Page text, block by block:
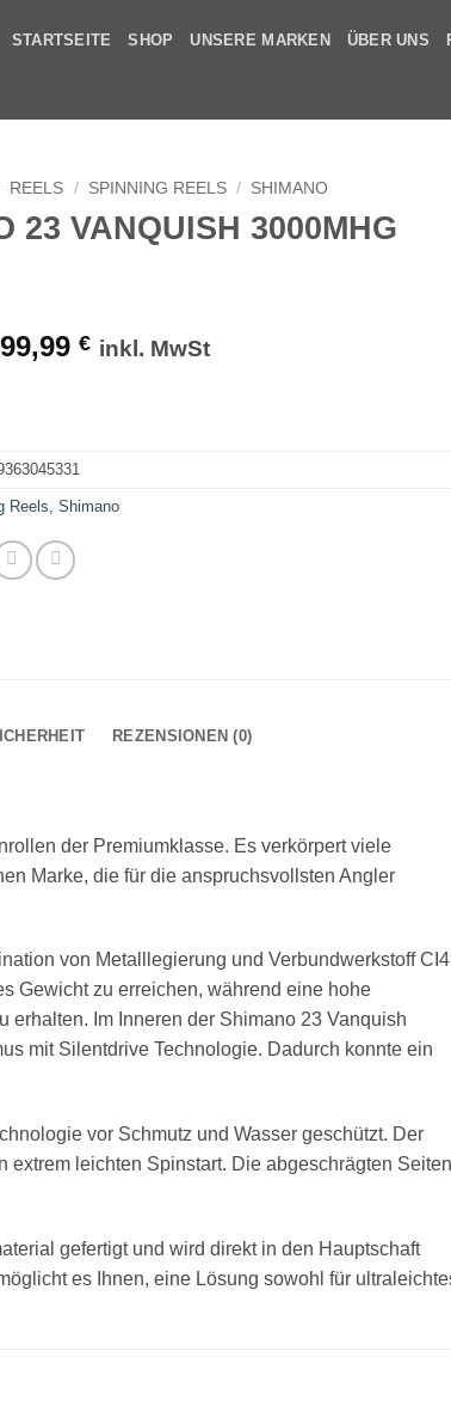
STARTSEITE SHOP UNSERE MARKEN ÜBER UNS
REELS / SPINNING REELS / SHIMANO
23 VANQUISH 3000MHG
€Aktueller
inkl. MwSt
Reels ,Shimano
REZENSIONEN (0)
der Premiumklasse. Es verkörpert viele
Marke, die für die anspruchsvollsten Angler
von Metalllegierung und Verbundwerkstoff CI4
Gewicht zu erreichen, während eine hohe
Im Inneren der Shimano 23 Vanquish
mit Silentdrive Technologie. Dadurch konnte ein
vor Schmutz und Wasser geschützt. Der
extrem leichten Spinstart. Die abgeschrägten Seiten
gefertigt und wird direkt in den Hauptschaft
es Ihnen, eine Lösung sowohl für